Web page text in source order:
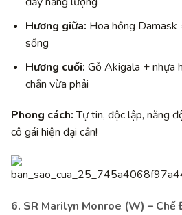
Hương giữa: Hoa hồng
sống
Hương cuối: Gỗ Akigala + nhựa
chắn vừa phải
Phong cách:Tự tin, độc lập, năng
cô gái hiện đại cần!
6. SR Marilyn Monroe (W) – Chế